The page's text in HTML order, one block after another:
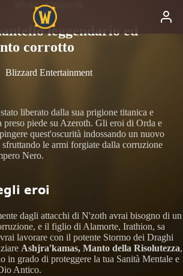
World of Warcraft
leggendario ed
corrotto
Blizzard Entertainment
liberato dalla sua prigione titanica e
preso piede su Azeroth. Gli eroi di Orda e
quest'oscurità indossando un nuovo
le armi forgiate dalla corruzione
Nero.
eroi
dagli attacchi di N'zoth avrai bisogno di un
e il figlio di Alamorte, Irathion, sa
lavorare con il potente Stormo dei Draghi
Ashjra'kamas, Manto della Risolutezza,
in grado di proteggere la tua Sanità Mentale e
Antico.